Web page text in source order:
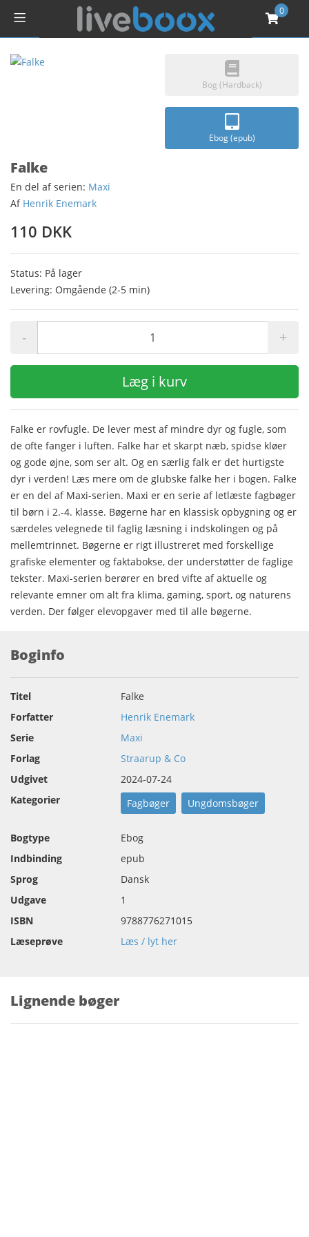
0
Bog (Hardback)
Ebog (epub)
Falke
En del af serien: Maxi
Af Henrik Enemark
110 DKK
Status: På lager
Levering: Omgående (2-5 min)
- +
Læg i kurv
Falke er rovfugle. De lever mest af mindre dyr og fugle, som
de ofte fanger i luften. Falke har et skarpt næb, spidse kløer
og gode øjne, som ser alt. Og en særlig falk er det hurtigste
dyr i verden! Læs mere om de glubske falke her i bogen. Falke
er en del af Maxi-serien. Maxi er en serie af letlæste fagbøger
til børn i 2.-4. klasse. Bøgerne har en klassisk opbygning og er
særdeles velegnede til faglig læsning i indskolingen og på
mellemtrinnet. Bøgerne er rigt illustreret med forskellige
grafiske elementer og faktabokse, der understøtter de faglige
tekster. Maxi-serien berører en bred vifte af aktuelle og
relevante emner om alt fra klima, gaming, sport, og naturens
verden. Der følger elevopgaver med til alle bøgerne.
Boginfo
Titel
Falke
Forfatter
Henrik Enemark
Serie
Maxi
Forlag
Straarup & Co
Udgivet
2024-07-24
Kategorier
Fagbøger Ungdomsbøger
Bogtype
Ebog
Indbinding
epub
Sprog
Dansk
Udgave
1
ISBN
9788776271015
Læseprøve
Læs / lyt her
Lignende bøger